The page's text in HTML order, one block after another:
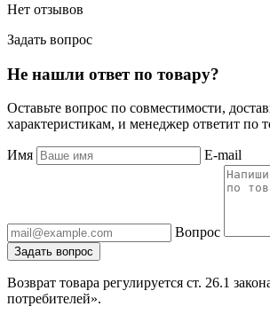
Нет отзывов
Задать вопрос
Не нашли ответ по товару?
Оставьте вопрос по совместимости,
характеристикам, и менеджер ответит по
Имя E-mail
Вопрос
Задать вопрос
Возврат товара регулируется ст. 26.1
потребителей».